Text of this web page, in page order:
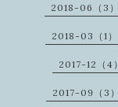
2018-06（3）
2018-03（1）
2017-12（4）
2017-09（3）